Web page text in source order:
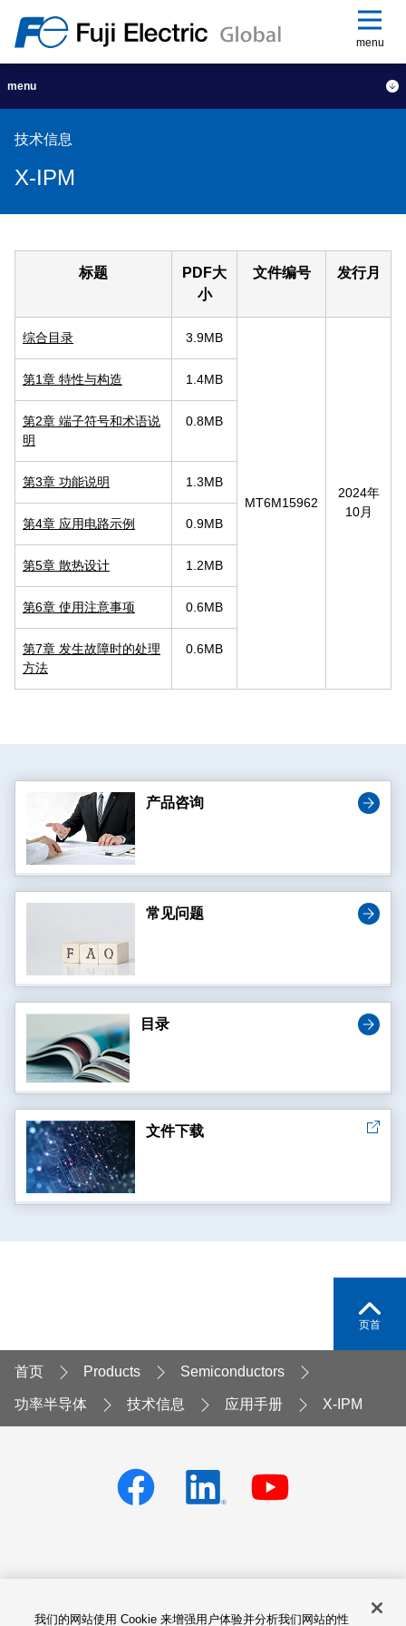
menu
menu
技术信息
X-IPM
标题
PDF大
小
文件编号 发行月
综合目录 3.9MB
MT6M15962
2024年
10月
第1章 特性与构造 1.4MB
第2章 端子符号和术语说
明
0.8MB
第3章 功能说明 1.3MB
第4章 应用电路示例 0.9MB
第5章 散热设计 1.2MB
第6章 使用注意事项 0.6MB
第7章 发生故障时的处理
方法
0.6MB
产品咨询
常见问题
目录
文件下载
页首
首页 Products Semiconductors
功率半导体 技术信息 应用手册 X-IPM
我们的网站使用 Cookie 来增强用户体验并分析我们网站的性